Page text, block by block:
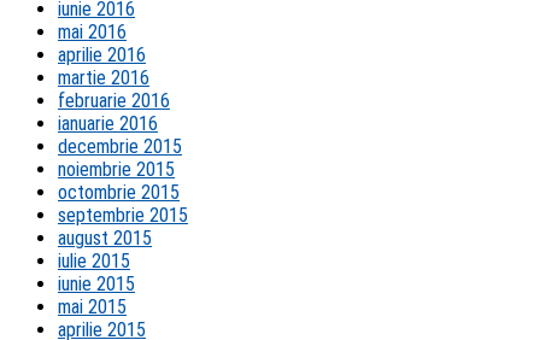
iunie 2016
mai 2016
aprilie 2016
martie 2016
februarie 2016
ianuarie 2016
decembrie 2015
noiembrie 2015
octombrie 2015
septembrie 2015
august 2015
iulie 2015
iunie 2015
mai 2015
aprilie 2015